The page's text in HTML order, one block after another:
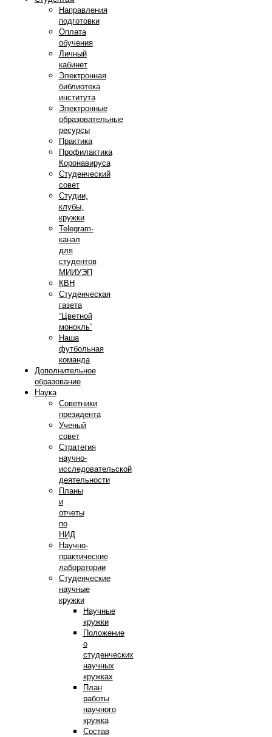
Направления
подготовки
Оплата
обучения
Личный
кабинет
Электронная
библиотека
института
Электронные
образовательные
ресурсы
Практика
Профилактика
Коронавируса
Студенческий
совет
Студии,
клубы,
кружки
Telegram-
канал
для
студентов
МИИУЭП
КВН
Студенческая
газета
“Цветной
монокль”
Наша
футбольная
команда
Дополнительное
образование
Наука
Советники
президента
Ученый
совет
Стратегия
научно-
исследовательской
деятельности
Планы
и
отчеты
по
НИД
Научно-
практические
лаборатории
Студенческие
научные
кружки
Научные
кружки
Положение
о
студенческих
научных
кружках
План
работы
научного
кружка
Состав